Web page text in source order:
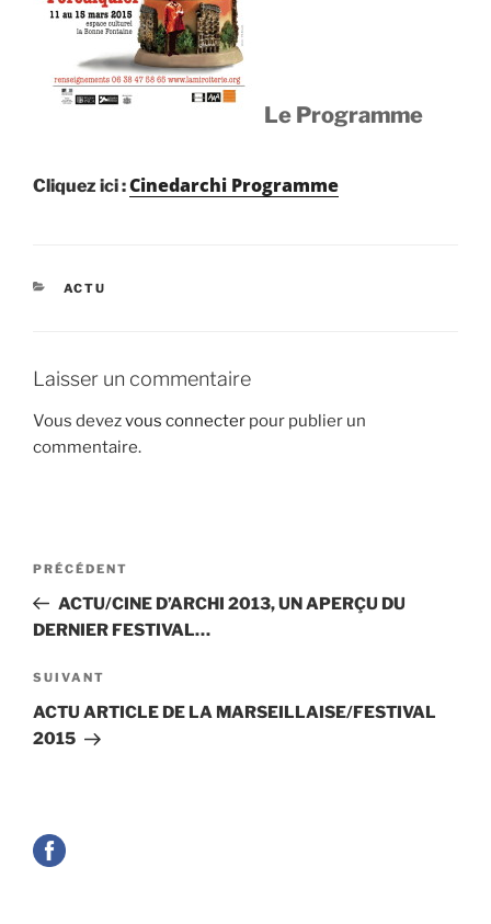
Le Programme
Cliquez ici :Cinedarchi Programme
CATÉGORIES
ACTU
Laisser un commentaire
Vous devezvous connecter pour publier un
commentaire.
Navigation
l’article
Article
précédent
PRÉCÉDENT
ACTU/CINE D’ARCHI 2013, UN APERÇU DU
DERNIER FESTIVAL…
Article
suivant
SUIVANT
ACTU ARTICLE DE LA MARSEILLAISE/FESTIVAL
2015